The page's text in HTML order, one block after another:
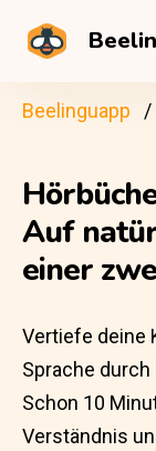
Beelinguapp
Auf
einer
Vertiefe deine
Sprache
Schon 10
Verständnis